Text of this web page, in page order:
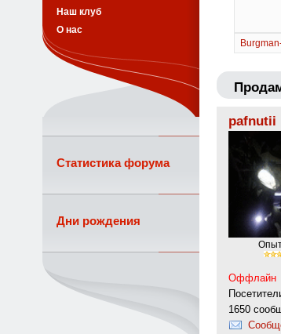
pafnutii
Оффлайн
1650
Наш клуб
О нас
Статистика форума
Дни рождения